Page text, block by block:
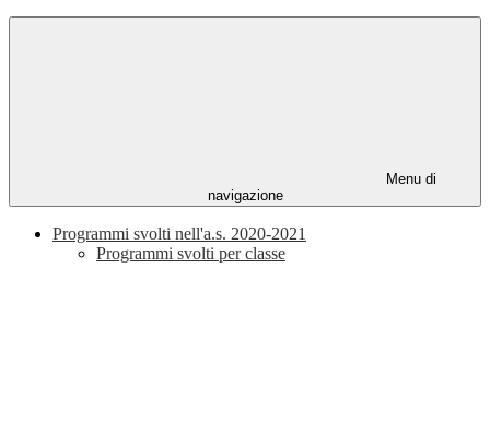
Menu di
navigazione
Programmi svolti nell'a.s. 2020-2021
Programmi svolti per classe